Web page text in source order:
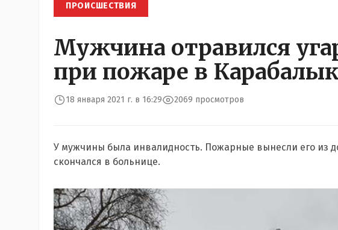
ПРОИСШЕСТВИЯ
Мужчина отравился
при пожаре в
18 января 2021 г. в 16:29 2069 просмотров
У мужчины была инвалидность. Пожарные вынесли его из
скончался в больнице.